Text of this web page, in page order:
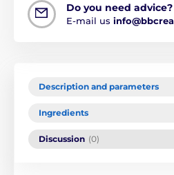
Do you need advice?
E-mail us
Description and parameters
Ingredients
Discussion (0)